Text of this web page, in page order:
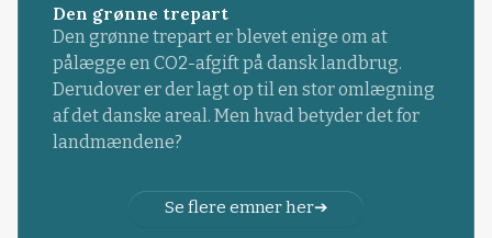
Den grønne trepart
Den grønne trepart er blevet enige om at
pålægge en CO2-afgift på dansk landbrug.
Derudover er der lagt op til en stor omlægning
af det danske areal. Men hvad betyder det for
landmændene?
Se flere emner her